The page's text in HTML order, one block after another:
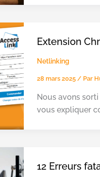
Extension
Netlinking
28 mars 2025 / Par
Nous avons
vous expliquer
12 Erreurs